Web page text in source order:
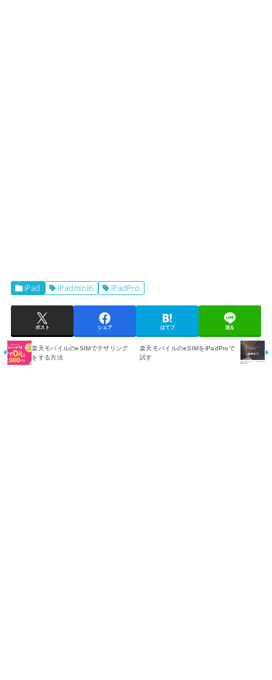
iPad iPadmini6 iPadPro
ポスト シェア はてブ 送る
楽天モバイルのeSIMでテザリング
をする方法
楽天モバイルのeSIMをiPadProで
試す